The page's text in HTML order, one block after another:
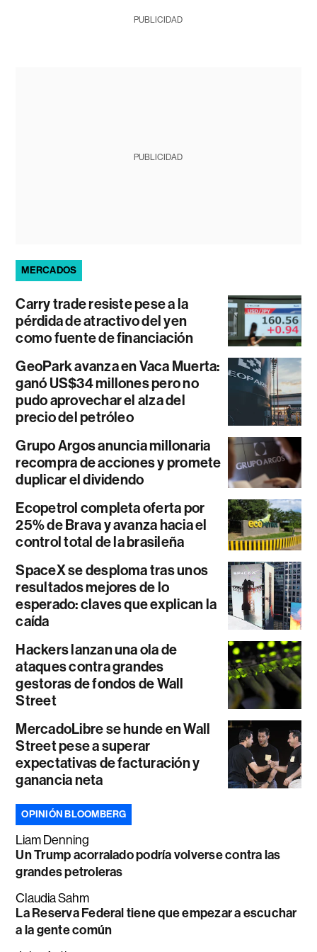
PUBLICIDAD
PUBLICIDAD
MERCADOS
Carry trade resiste pese a la
pérdida de atractivo del yen
como fuente de financiación
GeoPark avanza en Vaca Muerta:
ganó US$34 millones pero no
pudo aprovechar el alza del
precio del petróleo
Grupo Argos anuncia millonaria
recompra de acciones y promete
duplicar el dividendo
Ecopetrol completa oferta por
25% de Brava y avanza hacia el
control total de la brasileña
SpaceX se desploma tras unos
resultados mejores de lo
esperado: claves que explican la
caída
Hackers lanzan una ola de
ataques contra grandes
gestoras de fondos de Wall
Street
MercadoLibre se hunde en Wall
Street pese a superar
expectativas de facturación y
ganancia neta
OPINIÓN BLOOMBERG
Liam Denning
Un Trump acorralado podría volverse contra las
grandes petroleras
Claudia Sahm
La Reserva Federal tiene que empezar a escuchar
a la gente común